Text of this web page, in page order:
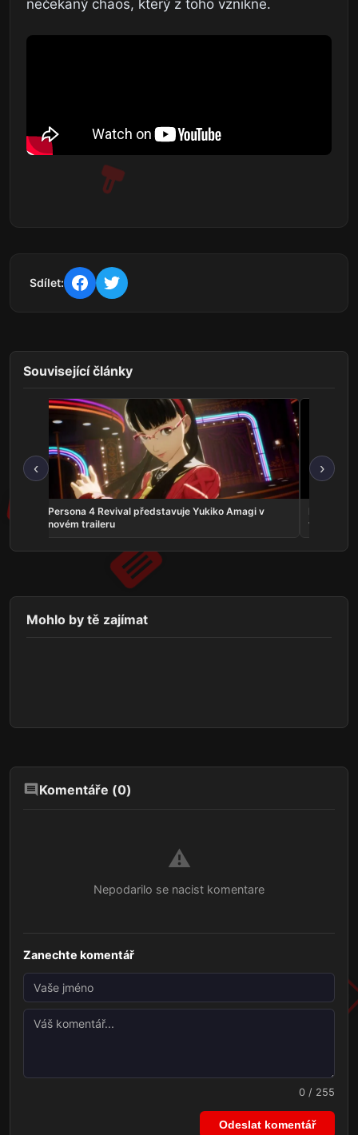
nečekaný chaos, který z toho vznikne.
Sdílet:
Související články
‹
Persona 4 Revival představuje Yukiko Amagi v
novém traileru
Phantom:
vyjde v
›
Mohlo by tě zajímat
Komentáře (0)
⚠️
Nepodarilo se nacist komentare
Zanechte komentář
0 / 255
Odeslat komentář